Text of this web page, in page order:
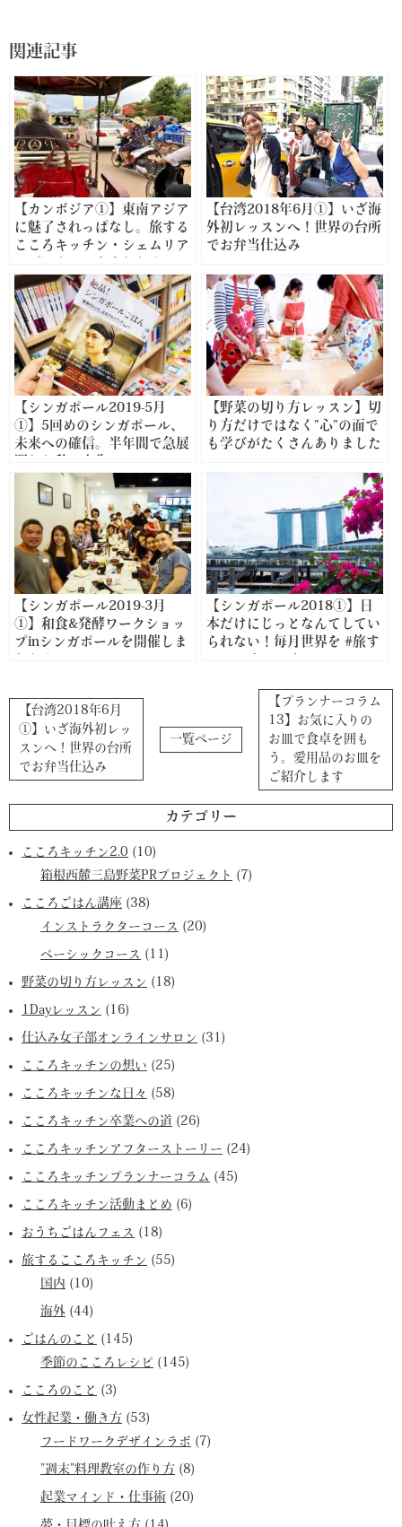
関連記事
【カンボジア①】東南アジア
に魅了されっぱなし。旅する
こころキッチン・シェムリア
【台湾2018年6月①】いざ海
外初レッスンへ！世界の台所
でお弁当仕込み
【シンガポール2019-5月
①】5回めのシンガポール、
未来への確信。半年間で急展
【野菜の切り方レッスン】切
り方だけではなく”心”の面で
も学びがたくさんありました
【シンガポール2019-3月
①】和食&発酵ワークショッ
プinシンガポールを開催しま
【シンガポール2018①】日
本だけにじっとなんてしてい
られない！毎月世界を #旅す
【台湾2018年6月
①】いざ海外初レッ
スンへ！世界の台所
でお弁当仕込み
一覧ページ
【プランナーコラム
13】お気に入りの
お皿で食卓を囲も
う。愛用品のお皿を
ご紹介します
カテゴリー
こころキッチン2.0 (10)
箱根西麓三島野菜PRプロジェクト (7)
こころごはん講座 (38)
インストラクターコース (20)
ベーシックコース (11)
野菜の切り方レッスン (18)
1Dayレッスン (16)
仕込み女子部オンラインサロン (31)
こころキッチンの想い (25)
こころキッチンな日々 (58)
こころキッチン卒業への道 (26)
こころキッチンアフターストーリー (24)
こころキッチンプランナーコラム (45)
こころキッチン活動まとめ (6)
おうちごはんフェス (18)
旅するこころキッチン (55)
国内 (10)
海外 (44)
ごはんのこと (145)
季節のこころレシピ (145)
こころのこと (3)
女性起業・働き方 (53)
フードワークデザインラボ (7)
”週末”料理教室の作り方 (8)
起業マインド・仕事術 (20)